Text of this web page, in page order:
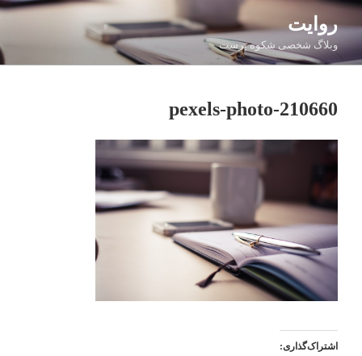
رفتن
به
محتوا
روایت
وبلاگ شخصی شکوه پرست
pexels-photo-210660
اشتراک‌گذاری: